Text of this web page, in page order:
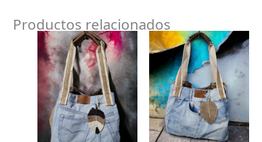
Productos relacionados